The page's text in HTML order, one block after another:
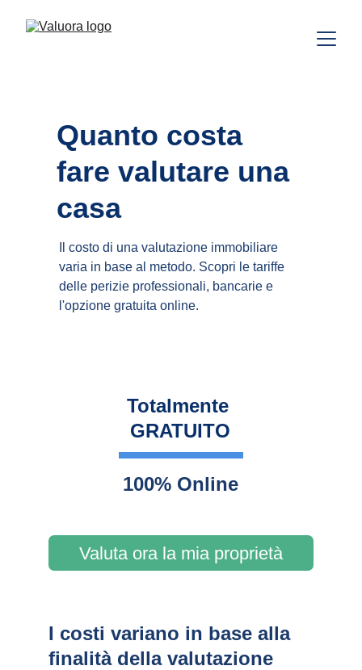
Il costo di una valutazione immobiliare
varia in base al metodo. Scopri le tariffe
delle perizie professionali, bancarie e
l'opzione gratuita online.
Quanto costa
fare valutare una
casa
Totalmente
GRATUITO
100% Online
Valuta ora la mia proprietà
I costi variano in base alla
finalità della valutazione